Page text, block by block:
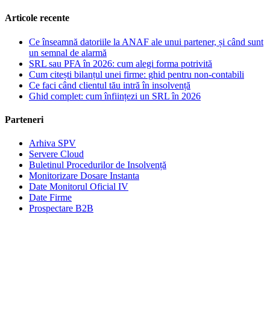
Articole recente
Ce înseamnă datoriile la ANAF ale unui partener, și când sunt
un semnal de alarmă
SRL sau PFA în 2026: cum alegi forma potrivită
Cum citești bilanțul unei firme: ghid pentru non-contabili
Ce faci când clientul tău intră în insolvență
Ghid complet: cum înființezi un SRL în 2026
Parteneri
Arhiva SPV
Servere Cloud
Buletinul Procedurilor de Insolvență
Monitorizare Dosare Instanta
Date Monitorul Oficial IV
Date Firme
Prospectare B2B